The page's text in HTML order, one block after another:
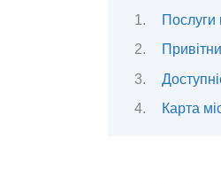
Послуги
Карта